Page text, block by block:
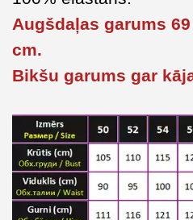
Augšdaļas garums
cm.
Bikšu garums gar